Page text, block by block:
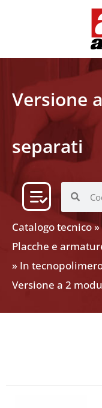
Versione
separati
Catalogo tecnico»
Placche e
» In
Versione a 2